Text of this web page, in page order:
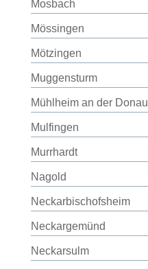
Mosbach
Mössingen
Mötzingen
Muggensturm
Mühlheim an der Donau
Mulfingen
Murrhardt
Nagold
Neckarbischofsheim
Neckargemünd
Neckarsulm